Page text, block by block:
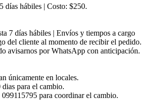
días hábiles | Costo: $250.
7 días hábiles | Envíos y tiempos a cargo
del cliente al momento de recibir el pedido.
avisarnos por WhatsApp con anticipación.
únicamente en locales.
para el cambio.
para coordinar el cambio.